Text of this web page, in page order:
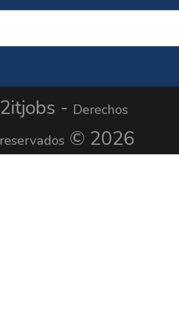
2itjobs - Derechos
reservados © 2026